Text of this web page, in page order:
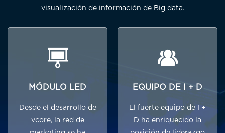
visualización de información de Big data.
MÓDULO LED
Desde el desarrollo de
vcore, la red de
EQUIPO DE I + D
El fuerte equipo de I +
D ha enriquecido la